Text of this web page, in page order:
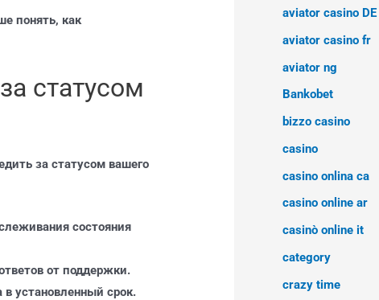
понять, как
статусом
за статусом вашего
состояния
от поддержки.
установленный срок.
aviator casino DE
aviator casino fr
aviator ng
Bankobet
bizzo casino
casino
casino onlina ca
casino online ar
casinò online it
category
crazy time